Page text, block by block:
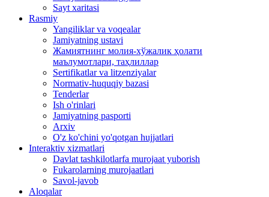
Sayt xaritasi
Rasmiy
Yangiliklar va voqealar
Jamiyatning ustavi
Жамиятнинг молия-хўжалик ҳолати
маълумотлари, таҳлиллар
Sertifikatlar va litzenziyalar
Normativ-huquqiy bazasi
Tenderlar
Ish o'rinlari
Jamiyatning pasporti
Arxiv
O'z ko'chini yo'qotgan hujjatlari
Interaktiv xizmatlari
Davlat tashkilotlarfa murojaat yuborish
Fukarolarning murojaatlari
Savol-javob
Aloqalar